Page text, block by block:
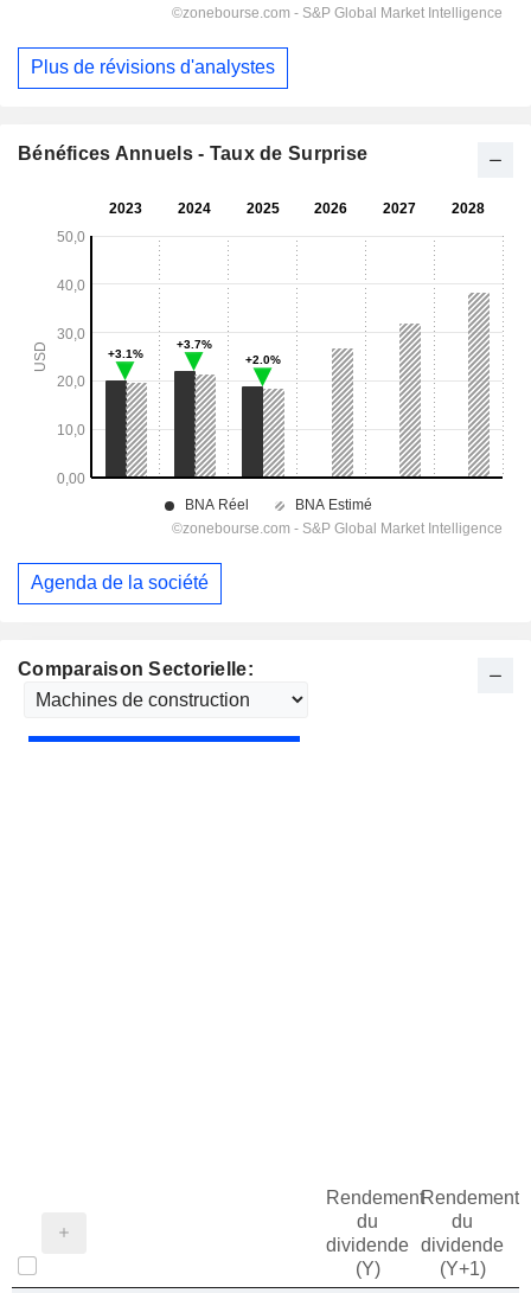
Comparaison Sectorielle:
Rendement
du
dividende
(Y)
Rendement
du
dividende
(Y+1)
Plus de révisions d'analystes
Bénéfices Annuels - Taux de Surprise
Agenda de la société